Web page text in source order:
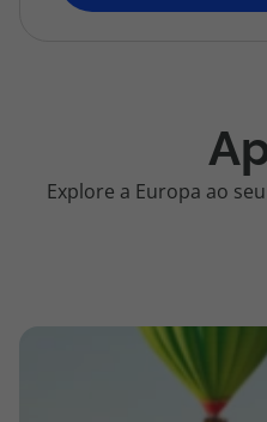
Explore a Europa ao